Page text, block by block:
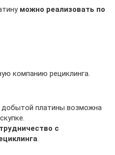
можно реализовать по
компанию рециклинга.
добытой платины возможна
с
.